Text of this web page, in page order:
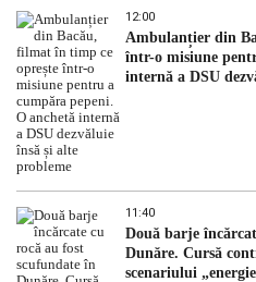
12:00
Ambulanțier din
într-o misiune
internă a DSU
11:40
Două barje
Dunăre. Cursă
scenariului